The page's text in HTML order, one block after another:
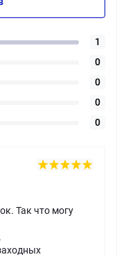
1
0
0
0
0
Так что могу